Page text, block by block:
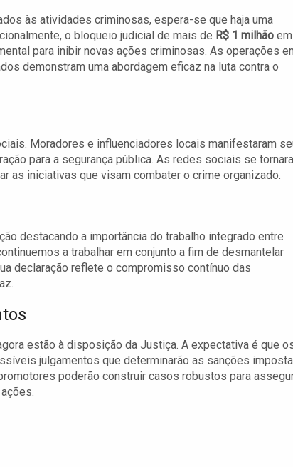
às atividades criminosas, espera-se que haja uma
o bloqueio judicial de mais de R$ 1 milhão em
para inibir novas ações criminosas. As operações
demonstram uma abordagem eficaz na luta contra o
Moradores e influenciadores locais manifestaram
para a segurança pública. As redes sociais se
as iniciativas que visam combater o crime organizado.
destacando a importância do trabalho integrado entre
a trabalhar em conjunto a fim de desmantelar
declaração reflete o compromisso contínuo das
estão à disposição da Justiça. A expectativa é que
julgamentos que determinarão as sanções
poderão construir casos robustos para